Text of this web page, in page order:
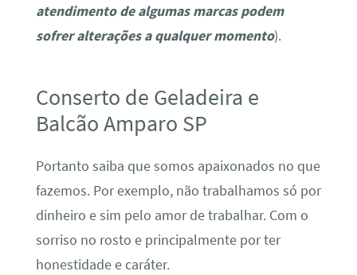
atendimento de algumas marcas podem
sofrer alterações a qualquer momento).
Conserto de Geladeira e
Balcão Amparo SP
Portanto saiba que somos apaixonados no que
fazemos. Por exemplo, não trabalhamos só por
dinheiro e sim pelo amor de trabalhar. Com o
sorriso no rosto e principalmente por ter
honestidade e caráter.